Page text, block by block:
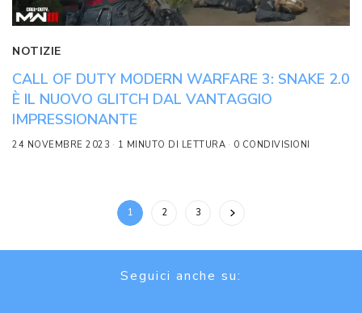
NOTIZIE
CALL OF DUTY MODERN WARFARE 3: SNAKE 2.0
È IL NUOVO GLITCH DAL VANTAGGIO
IMPRESSIONANTE
24 NOVEMBRE 2023 1 MINUTO DI LETTURA 0 CONDIVISIONI
1 2 3
Seguici anche su: